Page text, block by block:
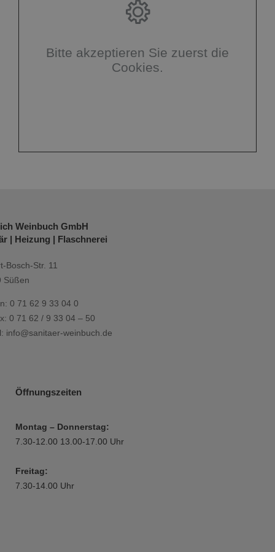
Bitte akzeptieren Sie zuerst die
Cookies.
Weinbuch GmbH
| Heizung | Flaschnerei
Bosch-Str. 11
Süßen
0 71 62 9 33 04 0
0 71 62 / 9 33 04 – 50
info@sanitaer-weinbuch.de
Öffnungszeiten
Montag – Donnerstag:
7.30-12.00 13.00-17.00 Uhr
Freitag:
7.30-14.00 Uhr